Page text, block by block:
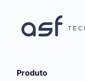
Produto